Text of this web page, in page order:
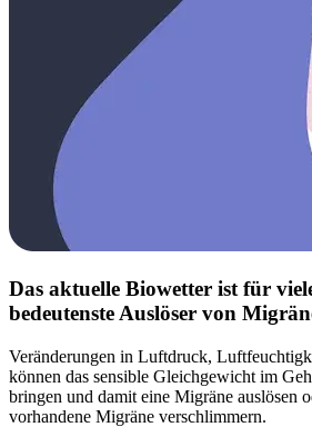
Das aktuelle Biowetter ist für
bedeutenste Auslöser von
Veränderungen in Luftdruck,
können das sensible Gleichgewicht im
bringen und damit eine Migräne auslösen
vorhandene Migräne verschlimmern.